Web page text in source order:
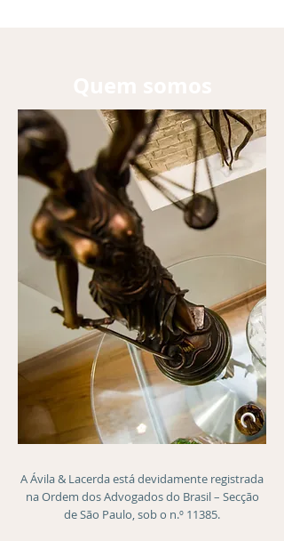
A Ávila & Lacerda está devidamente registrada
na Ordem dos Advogados do Brasil – Secção
de São Paulo, sob o n.º 11385.